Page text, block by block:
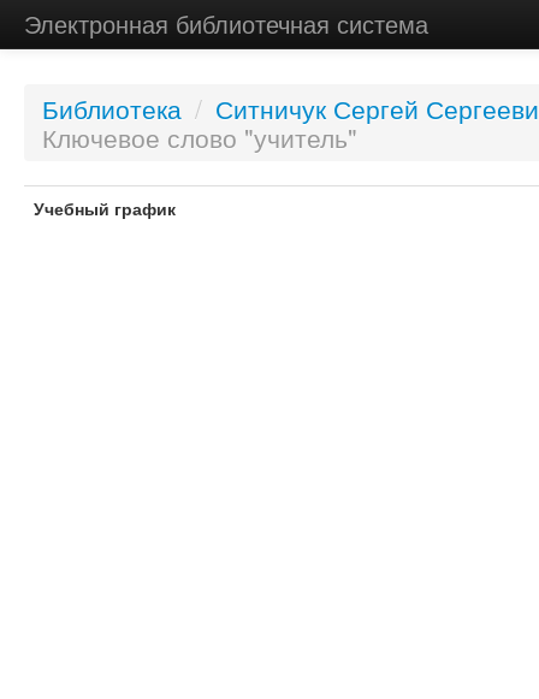
Электронная библиотечная система
Библиотека / Ситничук Сергей
Ключевое слово "учитель"
Учебный график